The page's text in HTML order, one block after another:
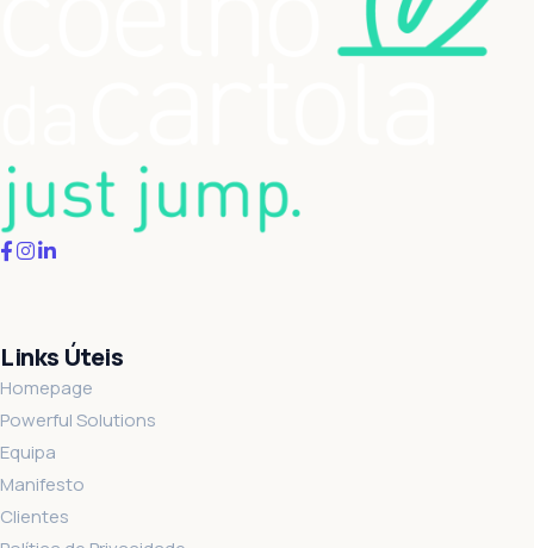
Links Úteis
Homepage
Powerful Solutions
Equipa
Manifesto
Clientes